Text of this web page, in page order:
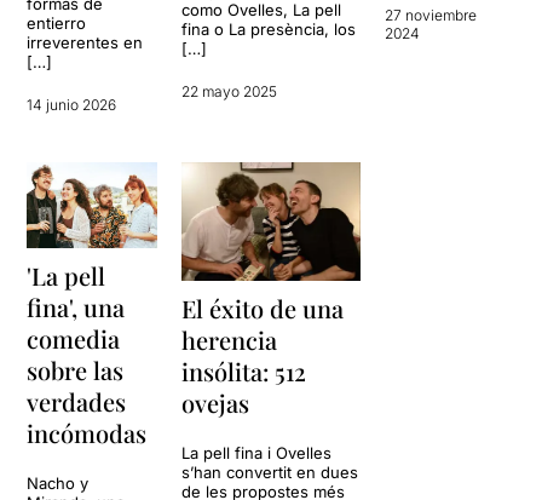
entierro
irreverentes en
[…]
14 junio 2026
como Ovelles, La pell
fina o La presència, los
[…]
22 mayo 2025
27 noviembre
2024
'La pell
fina', una
comedia
sobre las
verdades
incómodas
Nacho y
El éxito de una
herencia
insólita: 512
ovejas
La pell fina i Ovelles
s’han convertit en dues
de les propostes més